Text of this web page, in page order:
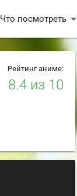
Что посмотретьarrow_drop_down
Рейтинг аниме:
8.4 из 10